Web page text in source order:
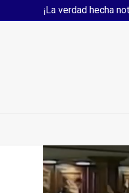
¡La verdad hecha